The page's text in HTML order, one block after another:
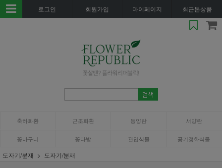
로그인 회원가입 마이페이지 최근본상품
축하화환 근조화환 동양란 서양란
꽃바구니 꽃다발 관엽식물 공기정화식물
도자기/분재 도자기/분재